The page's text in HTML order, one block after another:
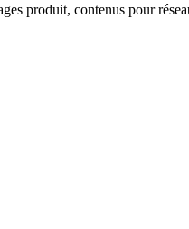
produit, contenus pour